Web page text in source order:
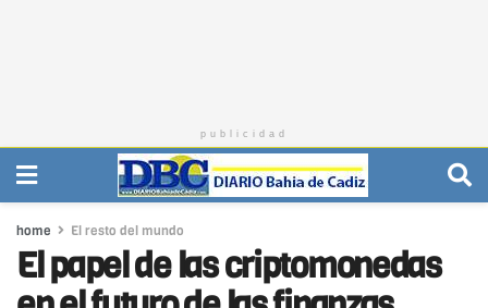
publicidad
home El resto del mundo
El papel de las criptomonedas